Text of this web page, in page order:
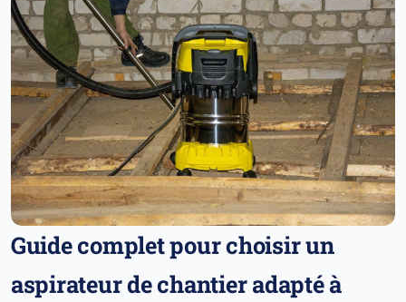
Guide complet pour choisir un
aspirateur de chantier adapté à